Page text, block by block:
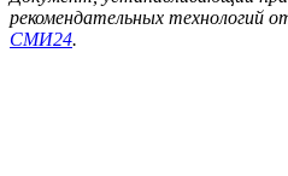
«ФедералПресс» занимается:
• Проведением научных